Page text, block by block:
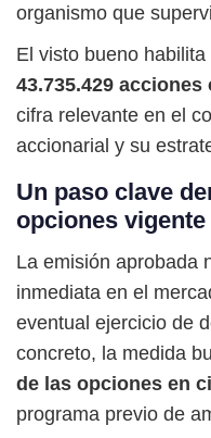
organismo que
El visto bueno
43.735.429
cifra relevante en el
accionarial y su
Un paso clave
opciones vigente
La emisión aprobada
inmediata en el
eventual ejercicio de
concreto, la medida
de las opciones en
programa previo de